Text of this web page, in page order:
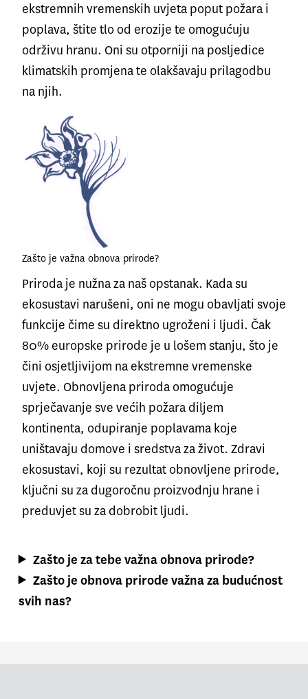
ekstremnih vremenskih uvjeta poput požara i
poplava, štite tlo od erozije te omogućuju
održivu hranu. Oni su otporniji na posljedice
klimatskih promjena te olakšavaju prilagodbu
na njih.
Zašto je važna obnova prirode?
Priroda je nužna za naš opstanak. Kada su
ekosustavi narušeni, oni ne mogu obavljati svoje
funkcije čime su direktno ugroženi i ljudi. Čak
80% europske prirode je u lošem stanju, što je
čini osjetljivijom na ekstremne vremenske
uvjete. Obnovljena priroda omogućuje
sprječavanje sve većih požara diljem
kontinenta, odupiranje poplavama koje
uništavaju domove i sredstva za život. Zdravi
ekosustavi, koji su rezultat obnovljene prirode,
ključni su za dugoročnu proizvodnju hrane i
preduvjet su za dobrobit ljudi.
Zašto je za tebe važna obnova prirode?
Zašto je obnova prirode važna za budućnost
svih nas?